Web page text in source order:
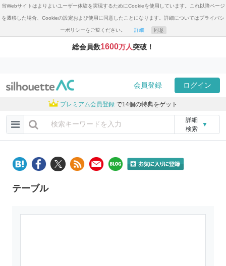
当Webサイトはよりよいユーザー体験を実現するためにCookieを使用しています。これ以降ページ
を遷移した場合、Cookieの設定および使用に同意したことになります。詳細についてはプライバシ
ーポリシーをご覧ください。 詳細 同意
総会員数1600万人突破！
会員登録 ログイン
プレミアム会員登録 で14個の特典をゲット
詳細
検索
▼
テーブル